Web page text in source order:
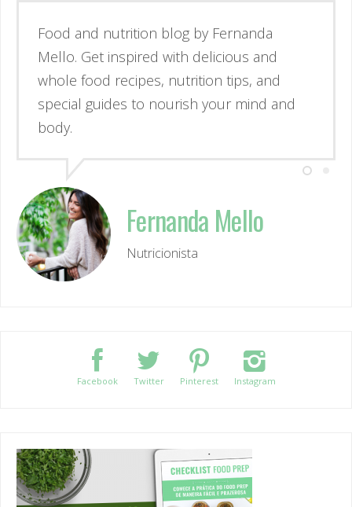
Esse é o blog da nutricionista Fernanda
Mello. Se inspire através de receitas
simples e deliciosas, alimentos de verdade
e guias para nutrir corpo e mente.
Nutricionista
Facebook Twitter Pinterest Instagram